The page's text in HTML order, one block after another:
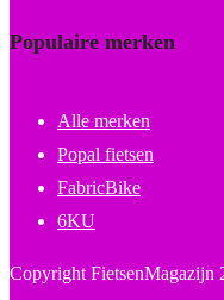
Populaire merken
Alle merken
Popal fietsen
FabricBike
6KU
Copyright FietsenMagazijn